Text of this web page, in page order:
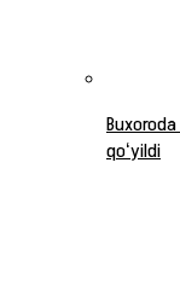
qoʻyildi